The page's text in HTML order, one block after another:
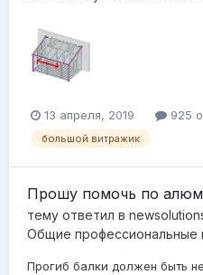
13 апреля, 2019 925
большой витражик
Прошу помочь по
тему ответил в
Общие профессиональные
Прогиб балки должен быть